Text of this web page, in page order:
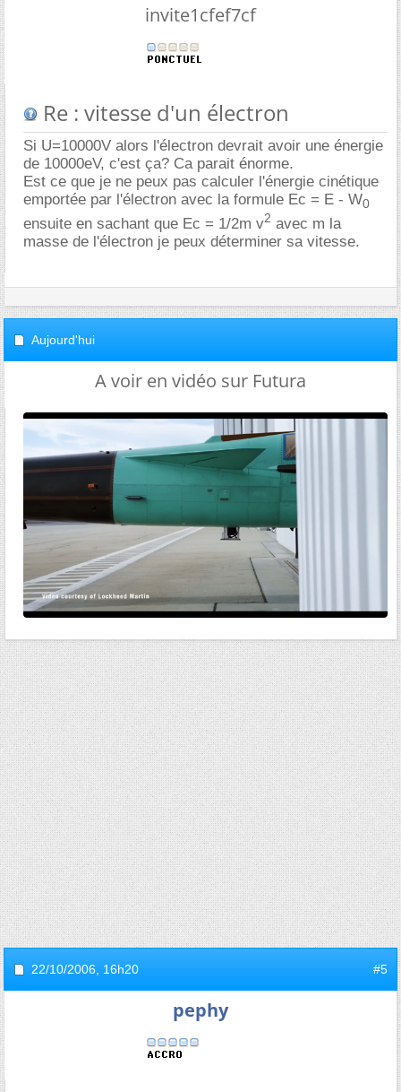
invite1cfef7cf
Re : vitesse d'un électron
Si U=10000V alors l'électron devrait avoir une énergie
de 10000eV, c'est ça? Ca parait énorme.
Est ce que je ne peux pas calculer l'énergie cinétique
emportée par l'électron avec la formule Ec = E - W0
ensuite en sachant que Ec = 1/2m v2 avec m la
masse de l'électron je peux déterminer sa vitesse.
Aujourd'hui
A voir en vidéo sur Futura
22/10/2006, 16h20 #5
pephy